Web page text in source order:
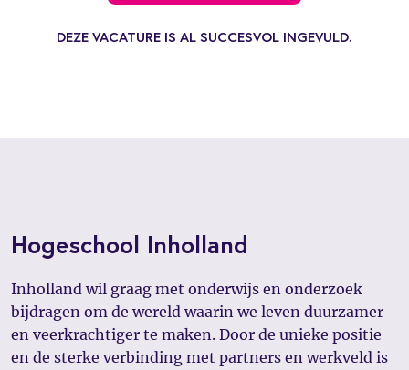
DEZE VACATURE IS AL SUCCESVOL INGEVULD.
Hogeschool Inholland
Inholland wil graag met onderwijs en onderzoek
bijdragen om de wereld waarin we leven duurzamer
en veerkrachtiger te maken. Door de unieke positie
en de sterke verbinding met partners en werkveld is